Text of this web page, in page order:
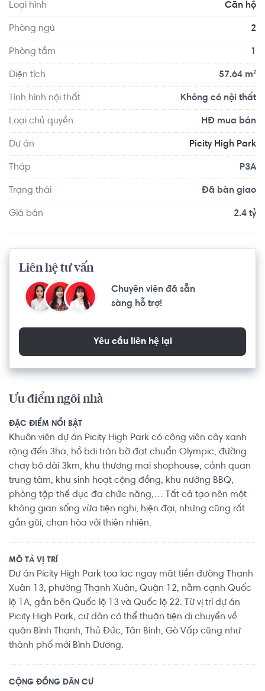
Khuôn viên dự án Picity High Park có công viên cây xanh
rộng đến 3ha, hồ bơi tràn bờ đạt chuẩn Olympic, đường
trung tâm, khu sinh hoạt cộng đồng, khu nướng BBQ,
phòng tập thể dục đa chức năng,… Tất cả tạo nên một
gần gũi, chan hòa với thiên nhiên
Loại hình Căn hộ
Phòng ngủ 2
Phòng tắm 1
Diện tích 57.64 m²
Tình hình nội thất Không có nội thất
Loại chủ quyền HĐ mua bán
Dự án Picity High Park
Tháp P3A
Trạng thái Đã bàn giao
Giá bán 2.4 tỷ
Liên hệ tư vấn
Chuyên viên đã sẵn
sàng hỗ trợ!
Yêu cầu liên hệ lại
Ưu điểm ngôi nhà
ĐẶC ĐIỂM NỔI BẬT
Khuôn viên dự án Picity High Park có công viên cây xanh
rộng đến 3ha, hồ bơi tràn bờ đạt chuẩn Olympic, đường
chạy bộ dài 3km, khu thương mại shophouse, cảnh quan
trung tâm, khu sinh hoạt cộng đồng, khu nướng BBQ,
phòng tập thể dục đa chức năng,… Tất cả tạo nên một
không gian sống vừa tiện nghi, hiện đại, nhưng cũng rất
gần gũi, chan hòa với thiên nhiên.
MÔ TẢ VỊ TRÍ
Dự án Picity High Park tọa lạc ngay mặt tiền đường Thạnh
Xuân 13, phường Thạnh Xuân, Quận 12, nằm cạnh Quốc
lộ 1A, gần bên Quốc lộ 13 và Quốc lộ 22. Từ vị trí dự án
Picity High Park, cư dân có thể thuận tiện di chuyển về
quận Bình Thạnh, Thủ Đức, Tân Bình, Gò Vấp cũng như
thành phố mới Bình Dương.
CỘNG ĐỒNG DÂN CƯ